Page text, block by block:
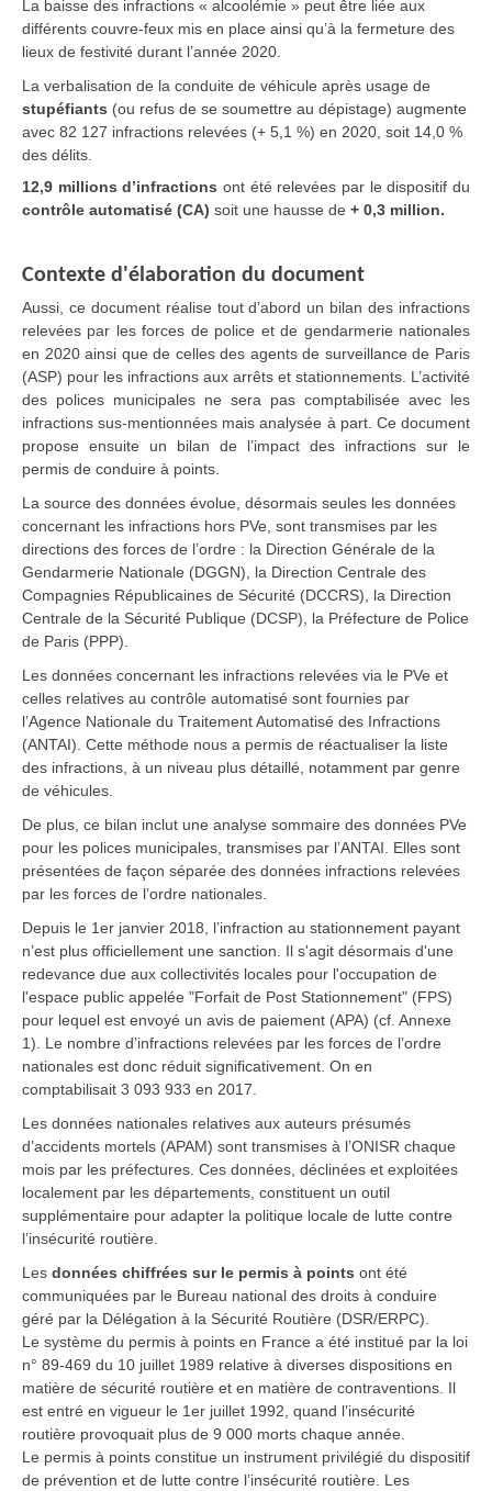
La baisse des infractions « alcoolémie » peut être liée aux
différents couvre-feux mis en place ainsi qu’à la fermeture des
lieux de festivité durant l’année 2020.
La verbalisation de la conduite de véhicule après usage de
stupéfiants (ou refus de se soumettre au dépistage) augmente
avec 82 127 infractions relevées (+ 5,1 %) en 2020, soit 14,0 %
des délits.
12,9 millions d’infractions ont été relevées par le dispositif du
contrôle automatisé (CA) soit une hausse de + 0,3 million.
Contexte d'élaboration du document
Aussi, ce document réalise tout d’abord un bilan des infractions
relevées par les forces de police et de gendarmerie nationales
en 2020 ainsi que de celles des agents de surveillance de Paris
(ASP) pour les infractions aux arrêts et stationnements. L’activité
des polices municipales ne sera pas comptabilisée avec les
infractions sus-mentionnées mais analysée à part. Ce document
propose ensuite un bilan de l’impact des infractions sur le
permis de conduire à points.
La source des données évolue, désormais seules les données
concernant les infractions hors PVe, sont transmises par les
directions des forces de l’ordre : la Direction Générale de la
Gendarmerie Nationale (DGGN), la Direction Centrale des
Compagnies Républicaines de Sécurité (DCCRS), la Direction
Centrale de la Sécurité Publique (DCSP), la Préfecture de Police
de Paris (PPP).
Les données concernant les infractions relevées via le PVe et
celles relatives au contrôle automatisé sont fournies par
l’Agence Nationale du Traitement Automatisé des Infractions
(ANTAI). Cette méthode nous a permis de réactualiser la liste
des infractions, à un niveau plus détaillé, notamment par genre
de véhicules.
De plus, ce bilan inclut une analyse sommaire des données PVe
pour les polices municipales, transmises par l’ANTAI. Elles sont
présentées de façon séparée des données infractions relevées
par les forces de l’ordre nationales.
Depuis le 1er janvier 2018, l’infraction au stationnement payant
n’est plus officiellement une sanction. Il s'agit désormais d'une
redevance due aux collectivités locales pour l'occupation de
l'espace public appelée "Forfait de Post Stationnement" (FPS)
pour lequel est envoyé un avis de paiement (APA) (cf. Annexe
1). Le nombre d’infractions relevées par les forces de l’ordre
nationales est donc réduit significativement. On en
comptabilisait 3 093 933 en 2017.
Les données nationales relatives aux auteurs présumés
d’accidents mortels (APAM) sont transmises à l’ONISR chaque
mois par les préfectures. Ces données, déclinées et exploitées
localement par les départements, constituent un outil
supplémentaire pour adapter la politique locale de lutte contre
l’insécurité routière.
Les données chiffrées sur le permis à points ont été
communiquées par le Bureau national des droits à conduire
géré par la Délégation à la Sécurité Routière (DSR/ERPC).
Le système du permis à points en France a été institué par la loi
n° 89-469 du 10 juillet 1989 relative à diverses dispositions en
matière de sécurité routière et en matière de contraventions. Il
est entré en vigueur le 1er juillet 1992, quand l’insécurité
routière provoquait plus de 9 000 morts chaque année.
Le permis à points constitue un instrument privilégié du dispositif
de prévention et de lutte contre l’insécurité routière. Les